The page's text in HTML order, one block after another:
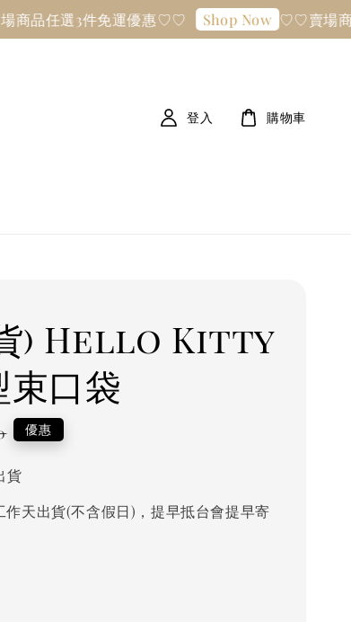
任選3件免運優惠♡♡ Shop Now ♡♡賣場商品
登入 購物車
) Hello Kitty
口袋
優惠
貨
作天出貨(不含假日)，提早抵台會提早寄